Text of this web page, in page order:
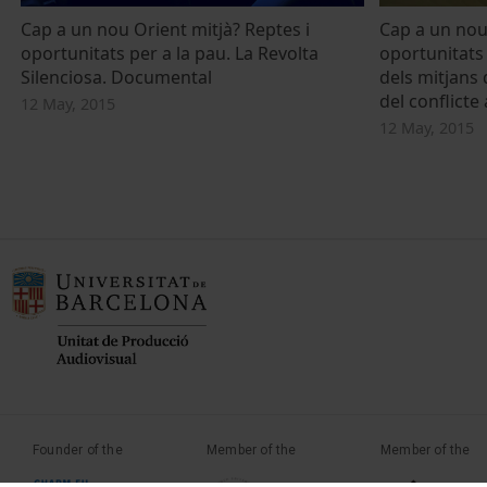
Cap a un nou Orient mitjà? Reptes i
oportunitats per a la pau. La Revolta
Silenciosa. Documental
12 May, 2015
Cap a un
oportunitats
dels mitjans
del conflicte
12 May, 2015
Founder of the Member of the Member of the